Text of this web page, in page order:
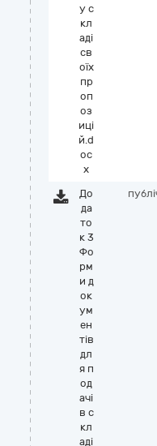
у с
кл
аді
св
оїх
пр
оп
оз
иці
й.d
oc
x
До
да
то
к 3
Фо
рм
и д
ок
ум
ен
тів
дл
я п
од
ачі
в с
кл
аді